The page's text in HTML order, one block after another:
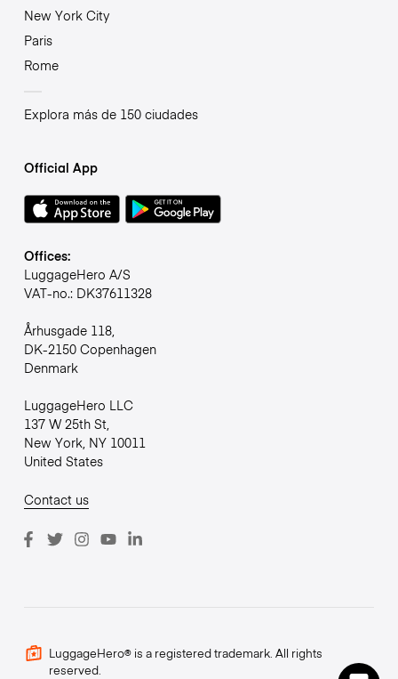
New York City
Paris
Rome
Explora más de 150 ciudades
Official App
Offices:
LuggageHero A/S
VAT-no.: DK37611328
Århusgade 118,
DK-2150 Copenhagen
Denmark
LuggageHero LLC
137 W 25th St,
New York, NY 10011
United States
Contact us
LuggageHero® is a registered trademark. All rights
reserved.